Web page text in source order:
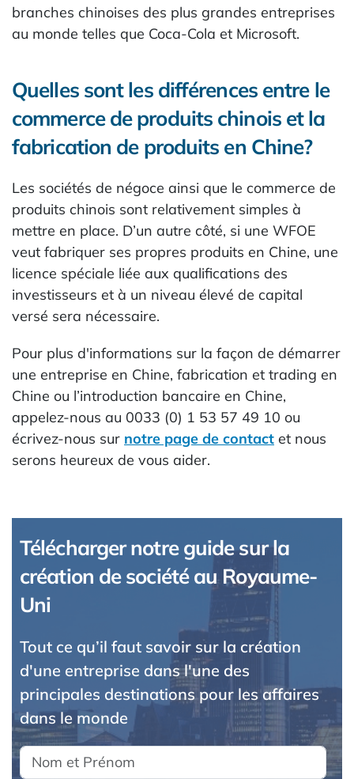
branches chinoises des plus grandes entreprises
au monde telles que Coca-Cola et Microsoft.
Quelles sont les différences entre le
commerce de produits chinois et la
fabrication de produits en Chine?
Les sociétés de négoce ainsi que le commerce de
produits chinois sont relativement simples à
mettre en place. D’un autre côté, si une WFOE
veut fabriquer ses propres produits en Chine, une
licence spéciale liée aux qualifications des
investisseurs et à un niveau élevé de capital
versé sera nécessaire.
Pour plus d'informations sur la façon de démarrer
une entreprise en Chine, fabrication et trading en
Chine ou l’introduction bancaire en Chine,
appelez-nous au 0033 (0) 1 53 57 49 10 ou
écrivez-nous sur notre page de contact et nous
serons heureux de vous aider.
Télécharger notre guide sur la
création de société au Royaume-
Uni
Tout ce qu’il faut savoir sur la création
d'une entreprise dans l'une des
principales destinations pour les affaires
dans le monde